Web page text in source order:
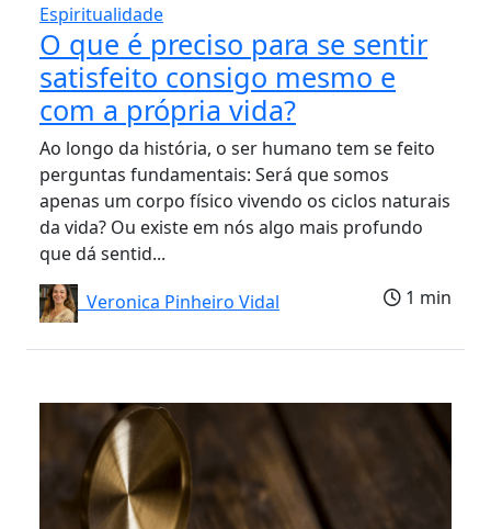
Espiritualidade
O que é preciso para se sentir
satisfeito consigo mesmo e
com a própria vida?
Ao longo da história, o ser humano tem se feito
perguntas fundamentais: Será que somos
apenas um corpo físico vivendo os ciclos naturais
da vida? Ou existe em nós algo mais profundo
que dá sentid...
Veronica Pinheiro Vidal
1 min